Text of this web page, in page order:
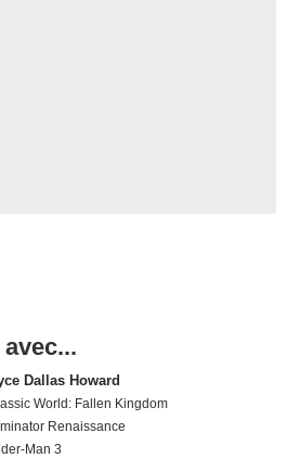
Dallas Howard
World: Fallen Kingdom
Renaissance
Man 3